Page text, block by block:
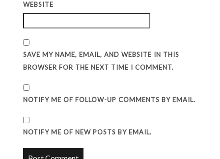
WEBSITE
SAVE MY NAME, EMAIL, AND WEBSITE IN THIS
BROWSER FOR THE NEXT TIME I COMMENT.
NOTIFY ME OF FOLLOW-UP COMMENTS BY EMAIL.
NOTIFY ME OF NEW POSTS BY EMAIL.